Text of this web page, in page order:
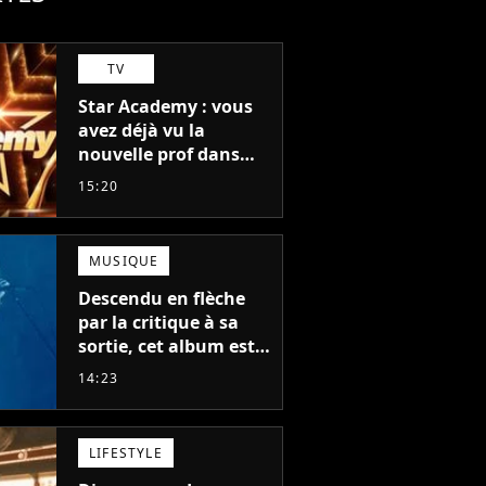
TV
Star Academy : vous
avez déjà vu la
nouvelle prof dans
The Voice et aux
15:20
MUSIQUE
Descendu en flèche
par la critique à sa
sortie, cet album est
en train de devenir le
auteur
14:23
LIFESTYLE